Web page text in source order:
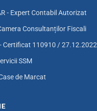
- Expert Contabil Autorizat
Consultanților Fiscali
Certificat 110910 / 27.12.2022
SSM
de Marcat